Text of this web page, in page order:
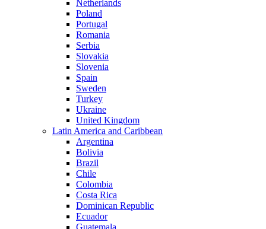
Netherlands
Poland
Portugal
Romania
Serbia
Slovakia
Slovenia
Spain
Sweden
Turkey
Ukraine
United Kingdom
Latin America and Caribbean
Argentina
Bolivia
Brazil
Chile
Colombia
Costa Rica
Dominican Republic
Ecuador